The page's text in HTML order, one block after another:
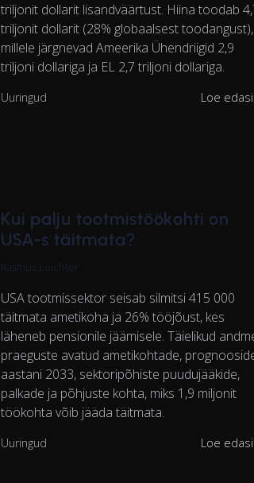
triljonit dollarit lisandväärtust. Hiina toodab
triljonit dollarit (28% globaalsest toodangust),
millele järgnevad Ameerika Ühendriigid 2,9
triljoni dollariga ja EL 2,7 triljoni dollariga.
Uuringud Loe
Kui palju tootmistöökohti on
USA-s täitmata?
Rasmus Leichter
USA tootmissektor seisab silmitsi 415 000
täitmata ametikoha ja 26% tööjõust, kes
läheneb pensionile jäämisele. Täielikud
praeguste avatud ametikohtade,
aastani 2033, sektoripõhiste puudujääkide,
palkade ja põhjuste kohta, miks 1,9 miljonit
töökohta võib jääda täitmata.
Uuringud Loe